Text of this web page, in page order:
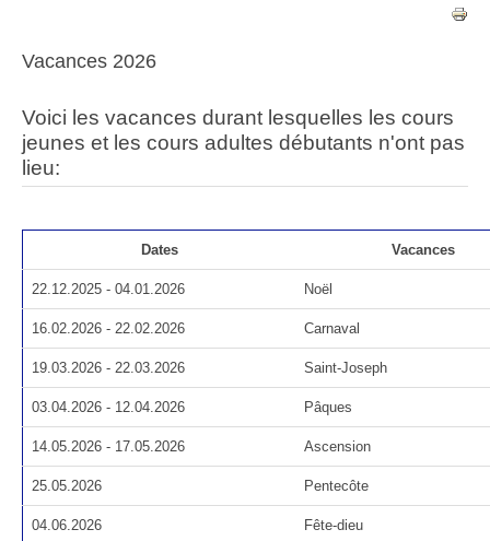
Vacances 2026
Voici les vacances durant lesquelles les cours
jeunes et les cours adultes débutants n'ont pas
lieu:
Dates Vacances
22.12.2025 - 04.01.2026 Noël
16.02.2026 - 22.02.2026 Carnaval
19.03.2026 - 22.03.2026 Saint-Joseph
03.04.2026 - 12.04.2026 Pâques
14.05.2026 - 17.05.2026 Ascension
25.05.2026 Pentecôte
04.06.2026 Fête-dieu